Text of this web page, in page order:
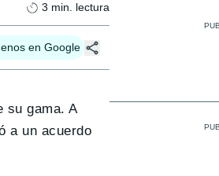
3 min. lectura
en Google
su gama. A
a un acuerdo